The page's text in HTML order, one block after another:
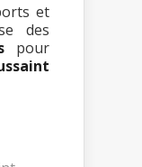
et
des
pour